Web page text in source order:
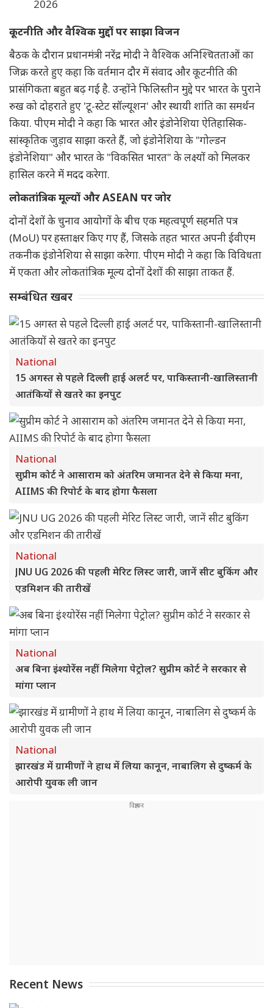
2026
कूटनीति और वैश्विक मुद्दों पर साझा विजन
बैठक के दौरान प्रधानमंत्री नरेंद्र मोदी ने वैश्विक अनिश्चितताओं का
जिक्र करते हुए कहा कि वर्तमान दौर में संवाद और कूटनीति की
प्रासंगिकता बहुत बढ़ गई है. उन्होंने फिलिस्तीन मुद्दे पर भारत के पुराने
रुख को दोहराते हुए 'टू-स्टेट सॉल्यूशन' और स्थायी शांति का समर्थन
किया. पीएम मोदी ने कहा कि भारत और इंडोनेशिया ऐतिहासिक-
सांस्कृतिक जुड़ाव साझा करते हैं, जो इंडोनेशिया के "गोल्डन
इंडोनेशिया" और भारत के "विकसित भारत" के लक्ष्यों को मिलकर
हासिल करने में मदद करेगा.
लोकतांत्रिक मूल्यों और ASEAN पर जोर
दोनों देशों के चुनाव आयोगों के बीच एक महत्वपूर्ण सहमति पत्र
(MoU) पर हस्ताक्षर किए गए हैं, जिसके तहत भारत अपनी ईवीएम
तकनीक इंडोनेशिया से साझा करेगा. पीएम मोदी ने कहा कि विविधता
में एकता और लोकतांत्रिक मूल्य दोनों देशों की साझा ताकत हैं.
सम्बंधित खबर
National
15 अगस्त से पहले दिल्ली हाई अलर्ट पर, पाकिस्तानी-खालिस्तानी
आतंकियों से खतरे का इनपुट
National
सुप्रीम कोर्ट ने आसाराम को अंतरिम जमानत देने से किया मना,
AIIMS की रिपोर्ट के बाद होगा फैसला
National
JNU UG 2026 की पहली मेरिट लिस्ट जारी, जानें सीट बुकिंग और
एडमिशन की तारीखें
National
अब बिना इंश्योरेंस नहीं मिलेगा पेट्रोल? सुप्रीम कोर्ट ने सरकार से
मांगा प्लान
National
झारखंड में ग्रामीणों ने हाथ में लिया कानून, नाबालिग से दुष्कर्म के
आरोपी युवक ली जान
Recent News